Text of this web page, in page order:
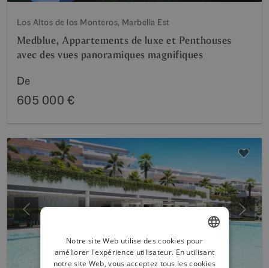
Los Altos de los Monteros, Marbella Est
Medblue, Appartements de luxe et Penthouses
avec des vues panoramiques magnifiques
De
605 000 €
Précédent
ENGLISH
Notre site Web utilise des cookies pour
améliorer l'expérience utilisateur. En utilisant
notre site Web, vous acceptez tous les cookies